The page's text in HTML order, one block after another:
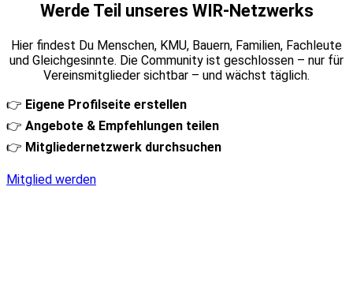
Werde Teil unseres WIR-Netzwerks
Hier findest Du Menschen, KMU, Bauern, Familien, Fachleute
und Gleichgesinnte. Die Community ist geschlossen – nur für
Vereinsmitglieder sichtbar – und wächst täglich.
👉 Eigene Profilseite erstellen
👉 Angebote & Empfehlungen teilen
👉 Mitgliedernetzwerk durchsuchen
Mitglied werden